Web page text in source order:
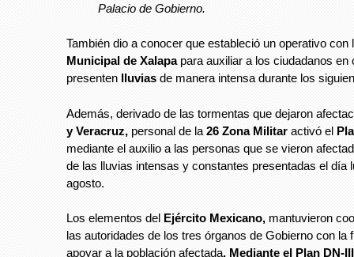
Palacio de Gobierno.
También dio a conocer que estableció un operativo con
Municipal de Xalapapara auxiliar a los ciudadanos en
presenten lluvias de manera intensa durante los
Además, derivado de las tormentas que dejaron
y Veracruz, personal de la 26 Zona Militar activó el
mediante el auxilio a las personas que se vieron
de las lluvias intensas y constantes presentadas el día
agosto.
Los elementos del Ejército Mexicano, mantuvieron
las autoridades de los tres órganos de Gobierno con la
apoyar a la población afectada. Mediante el Plan DN-